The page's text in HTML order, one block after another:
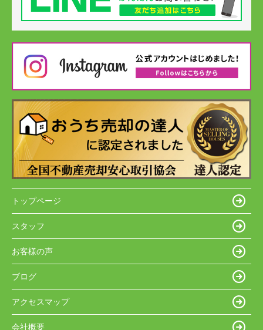
トップページ
スタッフ
お客様の声
ブログ
アクセスマップ
会社概要